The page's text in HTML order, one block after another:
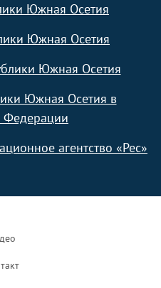
Южная Осетия
Южная Осетия
Южная Осетия
Южная Осетия в
Федерации
агентство «Рес»